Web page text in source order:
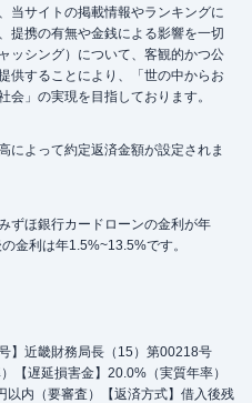
当サイトの掲載情報やランキングに
提携の有無や金銭による影響を一切
ッシング）について、客観的かつ公
供することにより、「世の中からお
」の実現を目指しております。
よって約定返済金額が設定されま
ずほ銀行カードローンの金利が年
金利は年1.5%~13.5%です。
】近畿財務局長（15）第00218号
【遅延損害金】20.0%（実質年率）
以内（要審査）【返済方式】借入後残